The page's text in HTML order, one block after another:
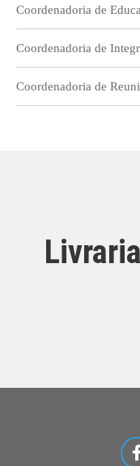
Coordenadoria de
Coordenadoria de
Coordenadoria de